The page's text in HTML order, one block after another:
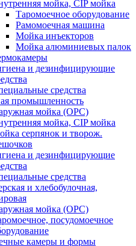
мойка, CIP мойка
Таромоечное оборудование
Рамомоечная машина
Мойка инъекторов
Мойка алюминиевых палок
и дезинфицирующие
средства
промышленность
мойка (ОРС)
мойка, CIP мойка
серпянок и творож.
и дезинфицирующие
средства
и хлебобулочная,
мойка (ОРС)
посудомоечное
камеры и формы